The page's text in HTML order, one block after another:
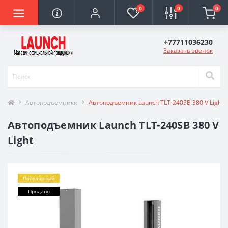
0 0 0
+77711036230
Заказать звонок
Автоподъемники Автоподъемник Launch TLT-240SB 380 V Light
Автоподъемник Launch TLT-240SB 380 V
Light
Популярный
Продано